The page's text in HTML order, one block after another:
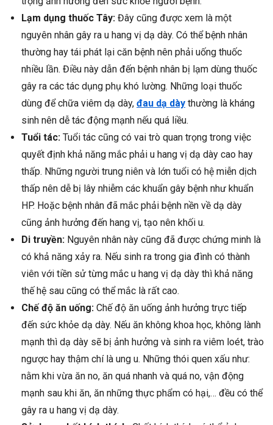
Lạm dụng thuốc Tây: Đây cũng được xem là một
nguyên nhân gây ra u hang vị dạ dày. Có thể bệnh nhân
thường hay tái phát lại căn bệnh nên phải uống thuốc
nhiều lần. Điều này dẫn đến bệnh nhân bị lạm dùng thuốc
gây ra các tác dụng phụ khó lường. Những loại thuốc
dùng để chữa viêm dạ dày, đau dạ dày thường là kháng
sinh nên dễ tác động mạnh nếu quá liều.
Tuổi tác: Tuổi tác cũng có vai trò quan trọng trong việc
quyết định khả năng mắc phải u hang vị dạ dày cao hay
thấp. Những người trung niên và lớn tuổi có hệ miễn dịch
thấp nên dễ bị lây nhiễm các khuẩn gây bệnh như khuẩn
HP. Hoặc bệnh nhân đã mắc phải bệnh nền về dạ dày
cũng ảnh hưởng đến hang vị, tạo nên khối u.
Di truyền: Nguyên nhân này cũng đã được chứng minh là
có khả năng xảy ra. Nếu sinh ra trong gia đình có thành
viên với tiền sử từng mắc u hang vị dạ dày thì khả năng
thế hệ sau cũng có thể mắc là rất cao.
Chế độ ăn uống: Chế độ ăn uống ảnh hưởng trực tiếp
đến sức khỏe dạ dày. Nếu ăn không khoa học, không lành
mạnh thì dạ dày sẽ bị ảnh hưởng và sinh ra viêm loét, trào
ngược hay thậm chí là ung u. Những thói quen xấu như:
nằm khi vừa ăn no, ăn quá nhanh và quá no, vận động
mạnh sau khi ăn, ăn những thực phẩm có hại,… đều có thể
gây ra u hang vị dạ dày.